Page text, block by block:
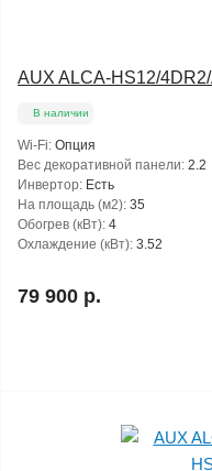
AUX ALCA-HS12/
В наличии
Wi-Fi: Опция
Вес декоративной панели: 2.2
Инвертор: Есть
На площадь (м2): 35
Обогрев (кВт): 4
Охлаждение (кВт): 3.52
79 900 р.